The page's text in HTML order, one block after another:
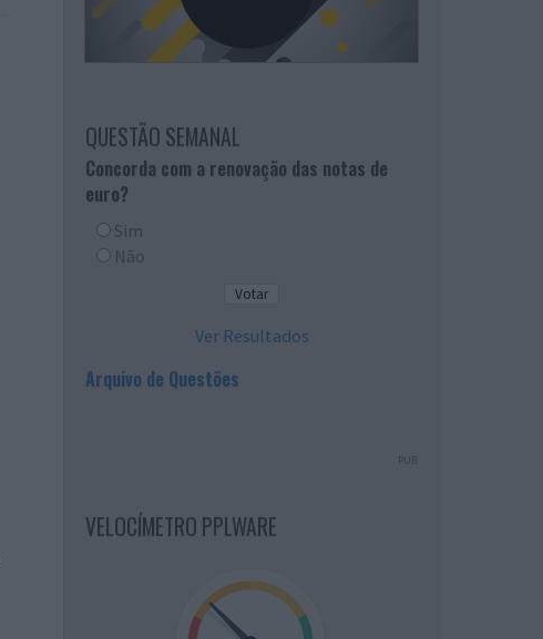
QUESTÃO SEMANAL
Concorda com a renovação das notas de
euro?
Sim
Não
Ver Resultados
Arquivo de Questões
PUB
VELOCÍMETRO PPLWARE